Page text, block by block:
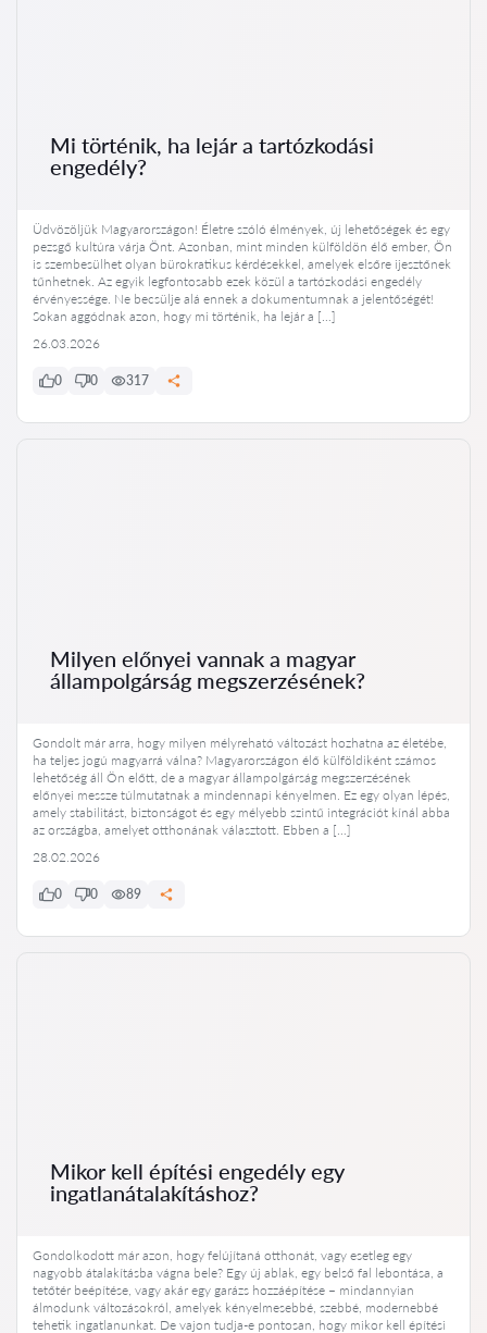
Mi történik, ha lejár a tartózkodási
engedély?
Üdvözöljük Magyarországon! Életre szóló élmények, új lehetőségek és egy
pezsgő kultúra várja Önt. Azonban, mint minden külföldön élő ember, Ön
is szembesülhet olyan bürokratikus kérdésekkel, amelyek elsőre ijesztőnek
tűnhetnek. Az egyik legfontosabb ezek közül a tartózkodási engedély
érvényessége. Ne becsülje alá ennek a dokumentumnak a jelentőségét!
Sokan aggódnak azon, hogy mi történik, ha lejár a […]
26.03.2026
0 0 317
Milyen előnyei vannak a magyar
állampolgárság megszerzésének?
Gondolt már arra, hogy milyen mélyreható változást hozhatna az életébe,
ha teljes jogú magyarrá válna? Magyarországon élő külföldiként számos
lehetőség áll Ön előtt, de a magyar állampolgárság megszerzésének
előnyei messze túlmutatnak a mindennapi kényelmen. Ez egy olyan lépés,
amely stabilitást, biztonságot és egy mélyebb szintű integrációt kínál abba
az országba, amelyet otthonának választott. Ebben a […]
28.02.2026
0 0 89
Mikor kell építési engedély egy
ingatlanátalakításhoz?
Gondolkodott már azon, hogy felújítaná otthonát, vagy esetleg egy
nagyobb átalakításba vágna bele? Egy új ablak, egy belső fal lebontása, a
tetőtér beépítése, vagy akár egy garázs hozzáépítése – mindannyian
álmodunk változásokról, amelyek kényelmesebbé, szebbé, modernebbé
tehetik ingatlanunkat. De vajon tudja-e pontosan, hogy mikor kell építési